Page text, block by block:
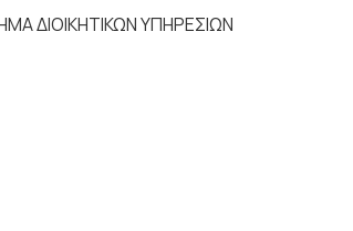
ΔΙΟΙΚΗΤΙΚΩΝ ΥΠΗΡΕΣΙΩΝ